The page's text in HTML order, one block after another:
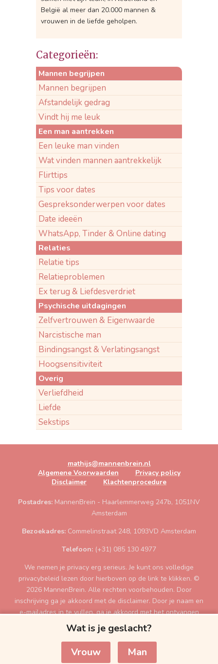
België al meer dan 20.000 mannen &
vrouwen in de liefde geholpen.
Categorieën:
Mannen begrijpen
Mannen begrijpen
Afstandelijk gedrag
Vindt hij me leuk
Een man aantrekken
Een leuke man vinden
Wat vinden mannen aantrekkelijk
Flirttips
Tips voor dates
Gespreksonderwerpen voor dates
Date ideeën
WhatsApp, Tinder & Online dating
Relaties
Relatie tips
Relatieproblemen
Ex terug & Liefdesverdriet
Psychische uitdagingen
Zelfvertrouwen & Eigenwaarde
Narcistische man
Bindingsangst & Verlatingsangst
Hoogsensitiviteit
Overig
Verliefdheid
Liefde
Sekstips
mathijs@mannenbrein.nl
Algemene Voorwaarden
Privacy policy
Disclaimer
Klachtenprocedure
Postadres: MannenBrein - Haarlemmerweg 247b, 1051NV
Amsterdam
Bezoekadres: Commelinstraat 248, 1093VD Amsterdam
Telefoon: (+31) 085 130 4977
We nemen je privacy erg serieus. Je kunt ons volledige
privacybeleid lezen door hierboven op de link te klikken. ©
2026 MannenBrein. Alle rechten voorbehouden. Door
inschrijving ga je akkoord met de disclaimer. Door je naam en
e-mailadres in te vullen, ga je akkoord met het ontvangen
van de gratis tips per e-mail. Je moet minimaal 18 jaar zijn
voor de inschrijving. Als je contact zoekt kan je ons mailen
op mathijs@MannenBrein.nl
Wat is je geslacht?
Vrouw
Man